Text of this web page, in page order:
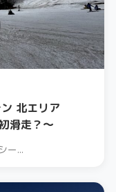
北エリア
滑走？〜
ー...